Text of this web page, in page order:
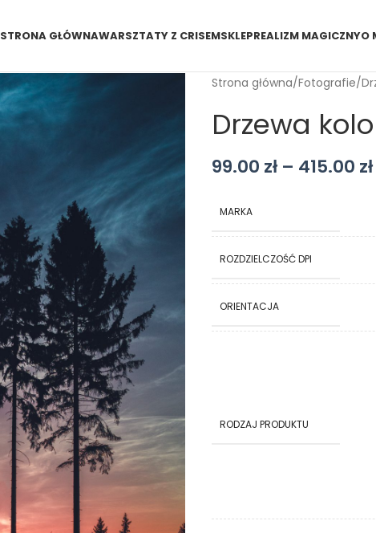
STRONA GŁÓWNAWARSZTATY Z CRISEMSKLEPREALIZM MAGICZNYO
Strona główna Fotografie
Drzewa
99.00 zł – 415.00 zł
MARKA
ROZDZIELCZOŚĆ DPI
ORIENTACJA
RODZAJ PRODUKTU